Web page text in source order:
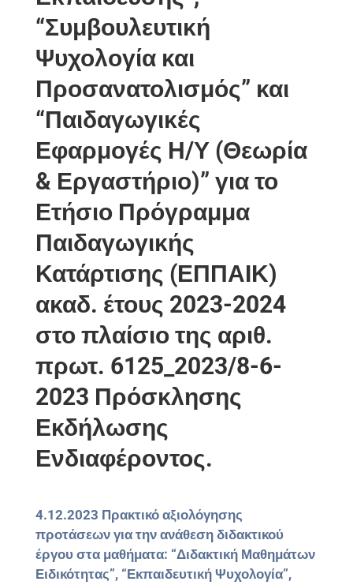
“Συμβουλευτική
Ψυχολογία και
Προσανατολισμός” και
“Παιδαγωγικές
Εφαρμογές Η/Υ (Θεωρία
& Εργαστήριο)” για το
Ετήσιο Πρόγραμμα
Παιδαγωγικής
Κατάρτισης (ΕΠΠΑΙΚ)
ακαδ. έτους 2023-2024
στο πλαίσιο της αριθ.
πρωτ. 6125_2023/8-6-
2023 Πρόσκλησης
Εκδήλωσης
Ενδιαφέροντος.
4.12.2023 Πρακτικό αξιολόγησης
προτάσεων για την ανάθεση διδακτικού
έργου στα μαθήματα: “Διδακτική Μαθημάτων
Ειδικότητας”, “Εκπαιδευτική Ψυχολογία”,